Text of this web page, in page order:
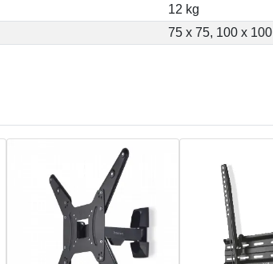
12 kg
75 x 75, 100 x 100